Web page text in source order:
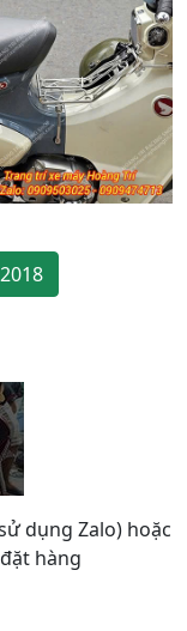
Tiếp
theo
dụng Zalo) hoặc
hàng